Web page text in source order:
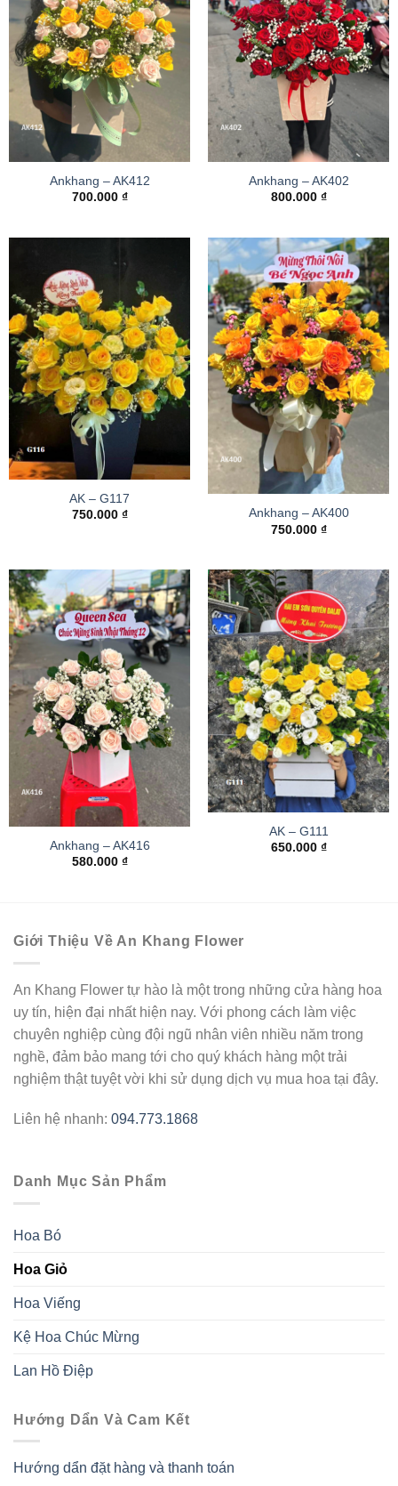
Ankhang – AK412
700.000 ₫
Ankhang – AK402
800.000 ₫
AK – G117
750.000 ₫
Ankhang – AK400
750.000 ₫
Ankhang – AK416
580.000 ₫
AK – G111
650.000 ₫
Giới Thiệu Về An Khang Flower
An Khang Flower tự hào là một trong những cửa hàng hoa
uy tín, hiện đại nhất hiện nay. Với phong cách làm việc
chuyên nghiệp cùng đội ngũ nhân viên nhiều năm trong
nghề, đảm bảo mang tới cho quý khách hàng một trải
nghiệm thật tuyệt vời khi sử dụng dịch vụ mua hoa tại đây.
Liên hệ nhanh: 094.773.1868
Danh Mục Sản Phẩm
Hoa Bó
Hoa Giỏ
Hoa Viếng
Kệ Hoa Chúc Mừng
Lan Hồ Điệp
Hướng Dẩn Và Cam Kết
Hướng dẩn đặt hàng và thanh toán